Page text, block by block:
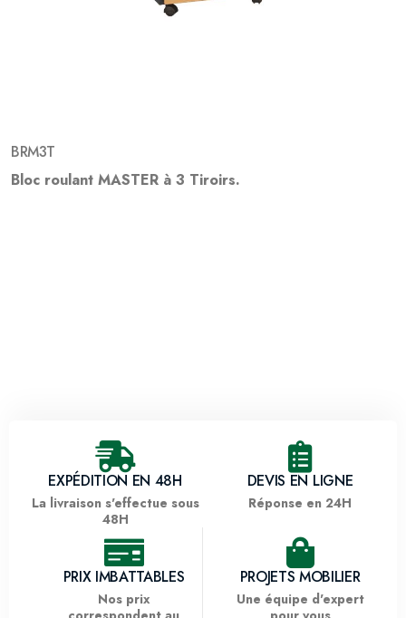
BRM3T
Bloc roulant MASTER à 3 Tiroirs.
EXPÉDITION EN 48H
La livraison s'effectue sous
48H
DEVIS EN LIGNE
Réponse en 24H
PRIX IMBATTABLES
Nos prix
PROJETS MOBILIER
Une équipe d'expert